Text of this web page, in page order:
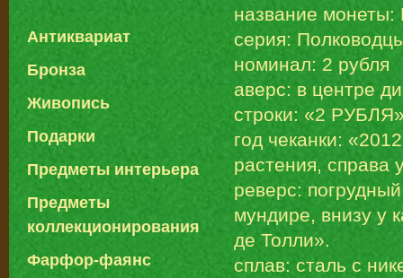
Антиквариат
Бронза
Живопись
Подарки
Предметы интерьера
Предметы
коллекционирования
Фарфор-фаянс
название
серия:
номинал: 2 рубля
аверс: в центре
строки: «2
год чеканки:
растения, справа
реверс:
мундире, внизу у
де Толли».
сплав: сталь с